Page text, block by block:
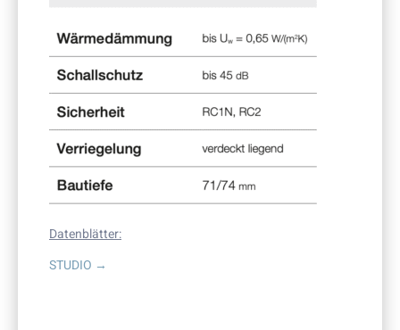
Datenblätter:
STUDIO →